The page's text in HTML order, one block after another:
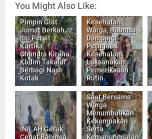
You Might Also Like:
Ketua Persit
Pimpin Giat
Jumat Berkah,
Ibu Persit
Kartika
Chandra Kirana
Kodim Takalar
Berbagi Nasi
Kotak
INILAH Peduli
Kesehatan
Warga, Babinsa
Dampingi
Petugas
Kesehatan
Laksanakan
Pemeriksaan
Rutin
INILAH Gerak
Cepat Babinsa,
INILAH Peduli
Babinsa Setiap
Saat Bersama
Warga
Menumbuhkan
Kekompakan
Serta
Kemanunggalan